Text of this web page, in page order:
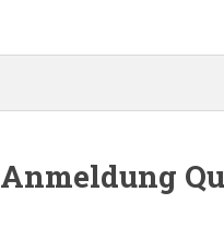
Anmeldung